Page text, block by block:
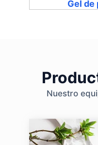
Gel de
Nuestro